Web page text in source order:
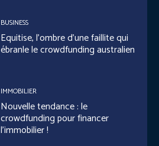
BUSINESS
Equitise, l’ombre d’une faillite qui
ébranle le crowdfunding australien
IMMOBILIER
Nouvelle tendance : le
crowdfunding pour financer
l’immobilier !